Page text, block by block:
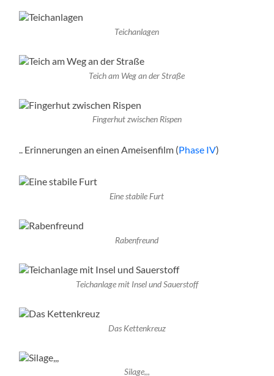
Teichanlagen
Teich am Weg an der Straße
Fingerhut zwischen Rispen
.. Erinnerungen an einen Ameisenfilm (Phase IV)
Eine stabile Furt
Rabenfreund
Teichanlage mit Insel und Sauerstoff
Das Kettenkreuz
Silage,,,